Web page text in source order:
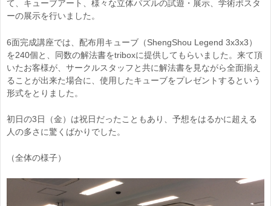
て、キューブアート、様々な立体パズルの試遊・展示、学術ポスタ
ーの展示を行いました。
6面完成講座では、配布用キューブ（ShengShou Legend 3x3x3）
を240個と、同数の解法書をtriboxに提供してもらいました。来て頂
いたお客様が、サークルスタッフと共に解法書を見ながら全面揃え
ることが出来た場合に、使用したキューブをプレゼントするという
形式をとりました。
初日の3日（金）は祝日だったこともあり、予想をはるかに超える
人の多さに驚くばかりでした。
（全体の様子）